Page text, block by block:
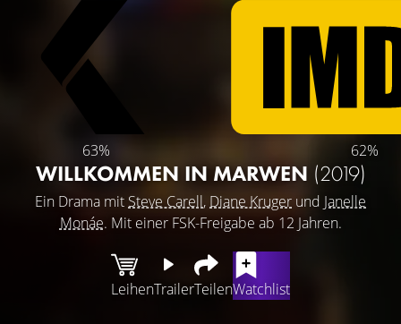
63% 62%
WILLKOMMEN IN MARWEN (2019)
Ein Drama mit Steve Carell, Diane Kruger und Janelle
Monáe. Mit einer FSK-Freigabe ab 12 Jahren.
LeihenTrailerTeilenWatchlist